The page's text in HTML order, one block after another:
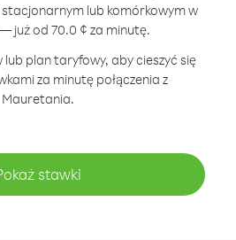
lub komórkowym w
już od 70.0 ¢ za minutę.
plan taryfowy, aby cieszyć się
za minutę połączenia z
Mauretania.
stawki